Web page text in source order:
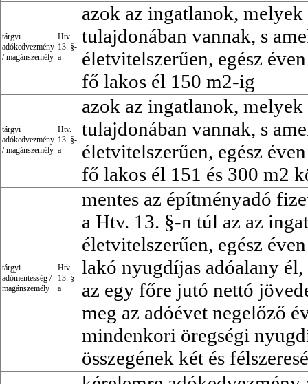
tárgyi
adókedvezmény
/magánszemély
Htv.
13. §-
a
azok az ingatlanok, melyek
tulajdonában vannak, s
életvitelszerűen, egész
fő lakos él 150 m2-ig
tárgyi
adókedvezmény
/magánszemély
Htv.
13. §-
a
azok az ingatlanok,
tulajdonában vannak, s
életvitelszerűen, egész
fő lakos él 151 és 300 m2
tárgyi
adómentesség /
magánszemély
Htv.
13. §-
a
mentes az építményadó
a Htv. 13. §-n túl az az
életvitelszerűen, egész
lakó nyugdíjas adóalany
az egy főre jutó nettó
meg az adóévet negelőző
mindenkori öregségi
összegének két és